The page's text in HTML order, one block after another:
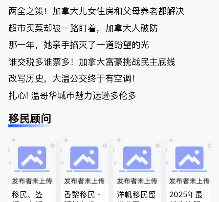
两全之策！加拿大儿女住房和父母养老都解决
超市买菜却被一路盯着，加拿大人破防
那一年，她亲手掐灭了一道盼望的光
谁交税多谁票多！加拿大富豪挑战民主底线
改写历史，大温公交终于有空调！
扎心! 温哥华城市魅力远逊多伦多
移民顾问
移民、签
香黎移民 -
洋帆移民留
2025年最